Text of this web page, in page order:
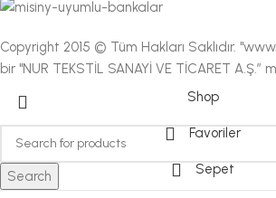
Copyright 2015 © Tüm Hakları Saklıdır.
bir "NUR TEKSTİL SANAYİ VE TİCARET A.Ş.”
Search
Shop
Favoriler
Sepet